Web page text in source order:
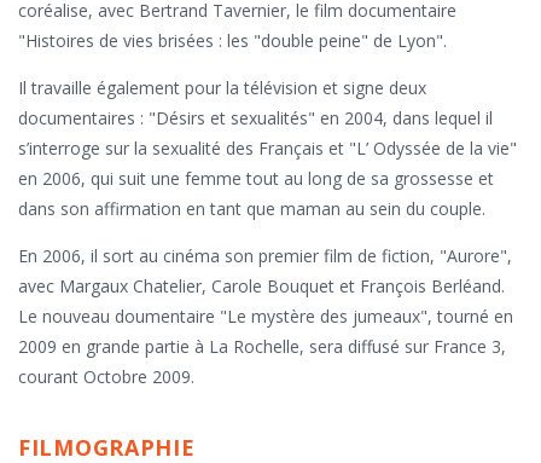
coréalise, avec Bertrand Tavernier, le film documentaire
"Histoires de vies brisées : les "double peine" de Lyon".
Il travaille également pour la télévision et signe deux
documentaires : "Désirs et sexualités" en 2004, dans lequel il
s’interroge sur la sexualité des Français et "L’ Odyssée de la vie"
en 2006, qui suit une femme tout au long de sa grossesse et
dans son affirmation en tant que maman au sein du couple.
En 2006, il sort au cinéma son premier film de fiction, "Aurore",
avec Margaux Chatelier, Carole Bouquet et François Berléand.
Le nouveau doumentaire "Le mystère des jumeaux", tourné en
2009 en grande partie à La Rochelle, sera diffusé sur France 3,
courant Octobre 2009.
FILMOGRAPHIE